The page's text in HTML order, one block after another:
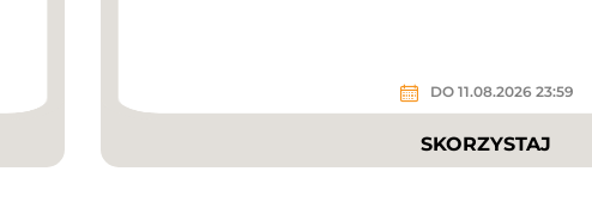
DO 11.08.2026 23:59
SKORZYSTAJ